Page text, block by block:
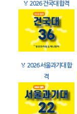
🏅 2026 건국대 합격
🏅 2026 서울과기대 합
격